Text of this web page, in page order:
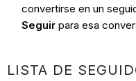
convertirse en un
Seguir para esa
LISTA DE